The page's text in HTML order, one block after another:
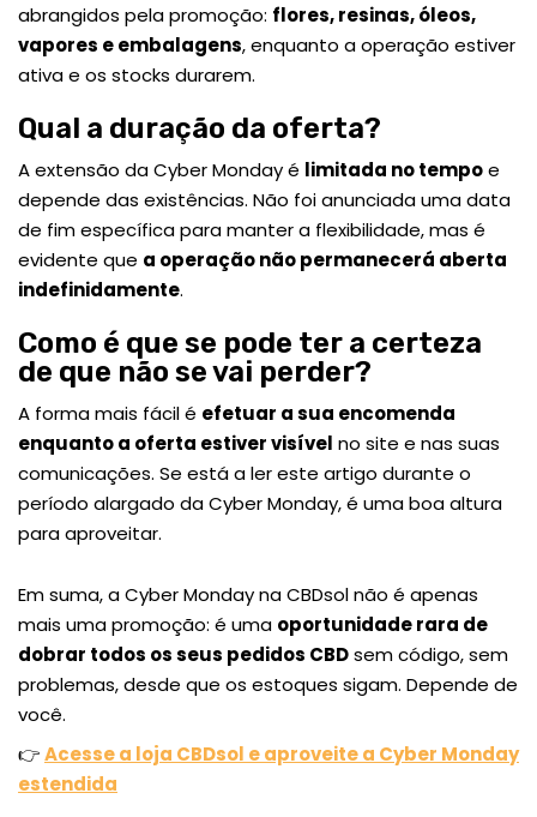
abrangidos pela promoção: flores, resinas, óleos,
vapores e embalagens, enquanto a operação estiver
ativa e os stocks durarem.
Qual a duração da oferta?
A extensão da Cyber Monday é limitada no tempoe
depende das existências. Não foi anunciada uma data
de fim específica para manter a flexibilidade, mas é
evidente que a operação não permanecerá aberta
indefinidamente.
Como é que se pode ter a certeza
de que não se vai perder?
A forma mais fácil é efetuar a sua encomenda
enquanto a oferta estiver visível no site e nas suas
comunicações. Se está a ler este artigo durante o
período alargado da Cyber Monday, é uma boa altura
para aproveitar.
Em suma, a Cyber Monday na CBDsol não é apenas
mais uma promoção: é uma oportunidade rara de
dobrar todos os seus pedidos CBDsem código, sem
problemas, desde que os estoques sigam. Depende de
você.
👉Acesse a loja CBDsol e aproveite a Cyber Monday
estendida